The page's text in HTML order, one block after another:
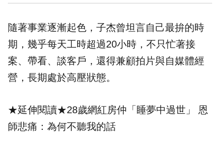
隨著事業逐漸起色，子杰曾坦言自己最拚的時
期，幾乎每天工時超過20小時，不只忙著接
案、帶看、談客戶，還得兼顧拍片與自媒體經
營，長期處於高壓狀態。
★延伸閱讀★28歲網紅房仲「睡夢中過世」 恩
師悲痛：為何不聽我的話